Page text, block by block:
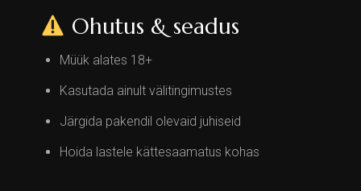
Ohutus & seadus
Müük alates 18+
Kasutada ainult välitingimustes
Järgida pakendil olevaid juhiseid
Hoida lastele kättesaamatus kohas